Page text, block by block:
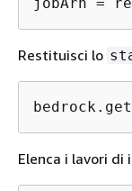
Restituisci lo
Elenca i lavori di